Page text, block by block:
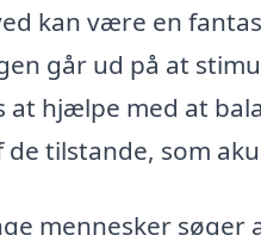
kan være en
går ud på at
at hjælpe med at
de tilstande, som
mennesker